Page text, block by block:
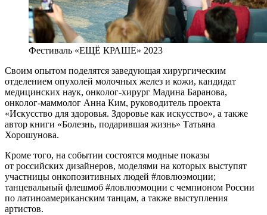
Фестиваль «ЕЩЁ КРАШЕ» 2023
Своим опытом поделятся заведующая хирургическим
отделением опухолей молочных желез и кожи, кандидат
медицинских наук, онколог-хирург Мадина Баранова,
онколог-маммолог Анна Ким, руководитель проекта
«Искусство для здоровья. Здоровье как искусство», а также
автор книги «Болезнь, подарившая жизнь» Татьяна
Хорошунова.
Кроме того, на событии состоятся модные показы
от российских дизайнеров, моделями на которых выступят
участницы онкопозитивных людей #ловлюэмоции;
танцевальный флешмоб #ловлюэмоции с чемпионом России
по латиноамериканским танцам, а также выступления
артистов.